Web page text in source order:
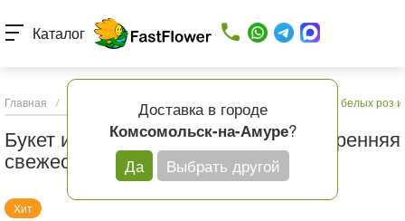
Доставка в городе
Комсомольск-на-Амуре?
Да
Выбрать другой
Каталог
Главная / Каталог товаров Букет из белых роз
Букет из белых роз и хризантем «Утренняя
свежесть»
Хит